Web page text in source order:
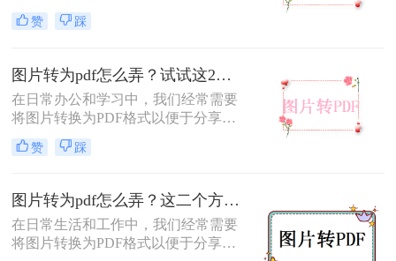
给大家讲的重点了。当我们需要
#main#时，首先要找到一款可以转换
么软件千千万，哪款好用呢？转转大
师就很不错，图片转PDF效果也很棒
哦。
赞 踩
图片转为pdf怎么弄？试试这2个实用方法！
在日常办公和学习中，我们经常需要
将图片转换为PDF格式以便于分享、
保存或打印。那么图片转为pdf怎么弄
呢？以下将介绍两种简单实用的图片
赞 踩
图片转为pdf怎么弄？这二个方法值得收藏
在日常生活和工作中，我们经常需要
将图片转换为PDF格式以便于分享、